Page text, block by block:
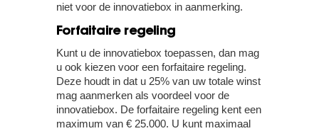
niet voor de innovatiebox in aanmerking.
Forfaitaire regeling
Kunt u de innovatiebox toepassen, dan mag
u ook kiezen voor een forfaitaire regeling.
Deze houdt in dat u 25% van uw totale winst
mag aanmerken als voordeel voor de
innovatiebox. De forfaitaire regeling kent een
maximum van € 25.000. U kunt maximaal